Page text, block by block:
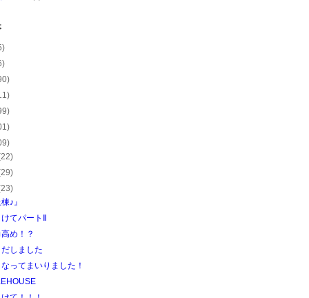
♪』
てパートⅡ
め！？
しました
ってまいりました！